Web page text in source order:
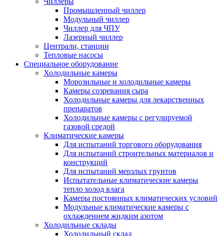
Промышленный чиллер
Модульный чиллер
Чиллер для ЧПУ
Лазерный чиллер
Централи, станции
Тепловые насосы
Специальное оборудование
Холодильные камеры
Морозильные и холодильные камеры
Камеры созревания сыра
Холодильные камеры для лекарственных
препаратов
Холодильные камеры с регулируемой
газовой средой
Климатические камеры
Для испытаний торгового оборудования
Для испытаний строительных материалов и
конструкций
Для испытаний мерзлых грунтов
Испытательные климатические камеры
тепло холод влага
Камеры постоянных климатических условий
Модульные климатические камеры с
охлаждением жидким азотом
Холодильные склады
Холодильный склад